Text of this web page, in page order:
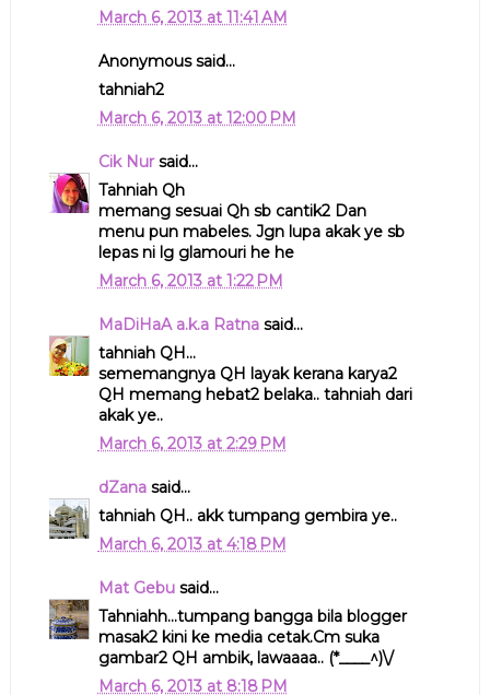
March 6, 2013 at 11:41 AM
Anonymous said...
tahniah2
March 6, 2013 at 12:00 PM
Cik Nursaid...
Tahniah Qh
memang sesuai Qh sb cantik2 Dan
menu pun mabeles. Jgn lupa akak ye sb
lepas ni lg glamouri he he
March 6, 2013 at 1:22 PM
MaDiHaA a.k.a Ratnasaid...
tahniah QH...
sememangnya QH layak kerana karya2
QH memang hebat2 belaka.. tahniah dari
akak ye..
March 6, 2013 at 2:29 PM
dZanasaid...
tahniah QH.. akk tumpang gembira ye..
March 6, 2013 at 4:18 PM
Mat Gebusaid...
Tahniahh...tumpang bangga bila blogger
masak2 kini ke media cetak.Cm suka
gambar2 QH ambik, lawaaaa.. (*____^)\/
March 6, 2013 at 8:18 PM